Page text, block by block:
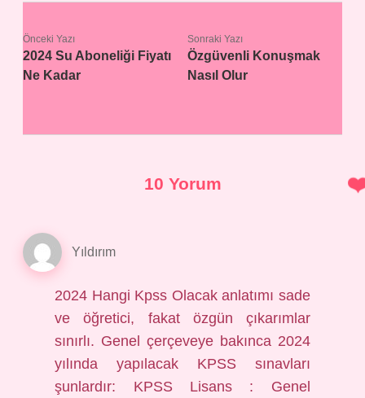
Önceki Yazı
2024 Su Aboneliği Fiyatı
Ne Kadar
Sonraki Yazı
Özgüvenli Konuşmak
Nasıl Olur
10 Yorum
Yıldırım
2024 Hangi Kpss Olacak anlatımı sade
ve öğretici, fakat özgün çıkarımlar
sınırlı. Genel çerçeveye bakınca 2024
yılında yapılacak KPSS sınavları
şunlardır: KPSS Lisans : Genel